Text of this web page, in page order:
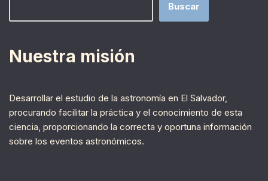
Buscar
Nuestra misión
Desarrollar el estudio de la astronomía en El Salvador,
procurando facilitar la práctica y el conocimiento de esta
ciencia, proporcionando la correcta y oportuna información
sobre los eventos astronómicos.